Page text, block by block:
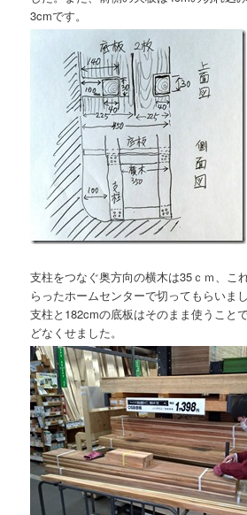
3cmです。
支柱をつなぐ奥方向の横木は35ｃｍ、こ
らったホームセンターで切ってもらいま
支柱と182cmの底板はそのまま使うこと
どなくせました。